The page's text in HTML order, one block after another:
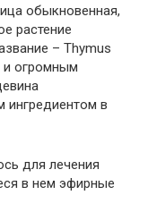
обыкновенная,
растение
– Thymus
и огромным
ингредиентом в
для лечения
в нем эфирные